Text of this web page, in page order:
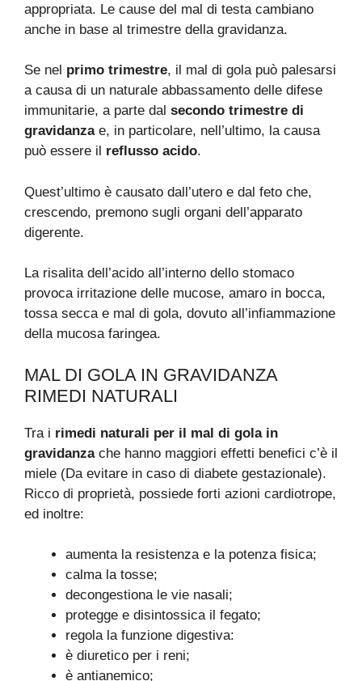
appropriata. Le cause del mal di testa cambiano
anche in base al trimestre della gravidanza.
Se nel primo trimestre, il mal di gola può palesarsi
a causa di un naturale abbassamento delle difese
immunitarie, a parte dal secondo trimestre di
gravidanzae, in particolare, nell’ultimo, la causa
può essere il reflusso acido.
Quest’ultimo è causato dall’utero e dal feto che,
crescendo, premono sugli organi dell’apparato
digerente.
La risalita dell’acido all’interno dello stomaco
provoca irritazione delle mucose, amaro in bocca,
tossa secca e mal di gola, dovuto all’infiammazione
della mucosa faringea.
MAL DI GOLA IN GRAVIDANZA
RIMEDI NATURALI
Tra i rimedi naturali per il mal di gola in
gravidanzache hanno maggiori effetti benefici c’è il
miele (Da evitare in caso di diabete gestazionale).
Ricco di proprietà, possiede forti azioni cardiotrope,
ed inoltre:
aumenta la resistenza e la potenza fisica;
calma la tosse;
decongestiona le vie nasali;
protegge e disintossica il fegato;
regola la funzione digestiva:
è diuretico per i reni;
è antianemico;